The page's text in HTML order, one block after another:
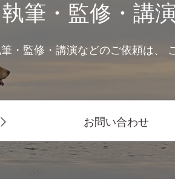
執筆・監修・講
・監修・講演などのご依頼は、
お問い合わせ